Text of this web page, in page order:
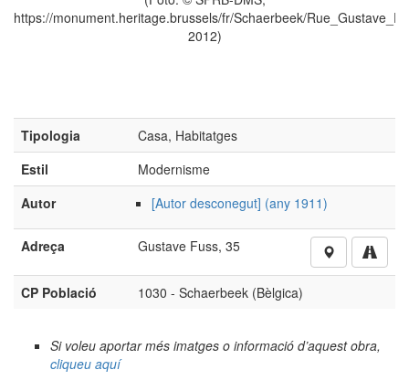
35/20443,
Tipologia
Casa, Habitatges
Estil
Modernisme
Autor
[Autor desconegut] (any 1911)
Adreça Gustave Fuss, 35
CP Població 1030 - Schaerbeek (Bèlgica)
cliqueu aquí